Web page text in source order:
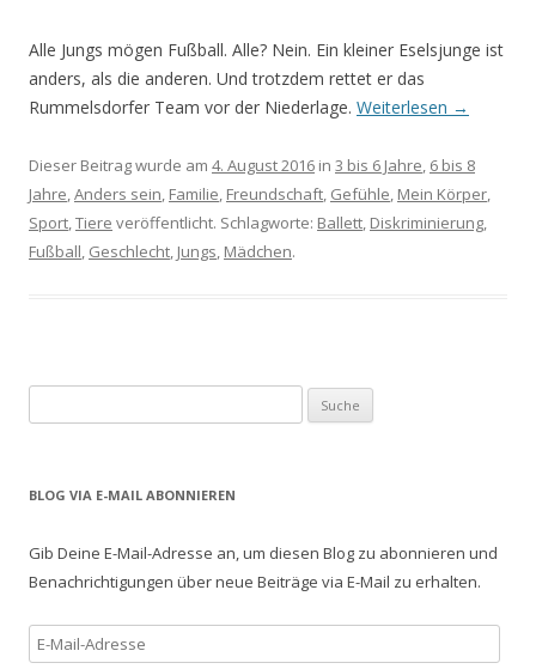
Alle Jungs mögen Fußball. Alle? Nein. Ein kleiner Eselsjunge ist
anders, als die anderen. Und trotzdem rettet er das
Rummelsdorfer Team vor der Niederlage. Weiterlesen →
Dieser Beitrag wurde am 4. August 2016 in 3 bis 6 Jahre, 6 bis 8
Jahre,Anders sein, Familie, Freundschaft, Gefühle, Mein Körper,
Sport,Tiere veröffentlicht. Schlagworte: Ballett, Diskriminierung,
Fußball, Geschlecht, Jungs, Mädchen.
u
h
n
a
h
:
BLOG VIA E-MAIL ABONNIEREN
Gib Deine E-Mail-Adresse an, um diesen Blog zu abonnieren und
Benachrichtigungen über neue Beiträge via E-Mail zu erhalten.